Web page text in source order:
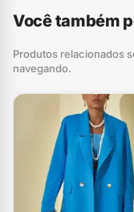
Você também
Produtos relacionados
navegando.